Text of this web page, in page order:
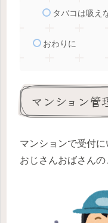
タバコは吸え
おわりに
マンション管
マンションで受付
おじさんおばさんの